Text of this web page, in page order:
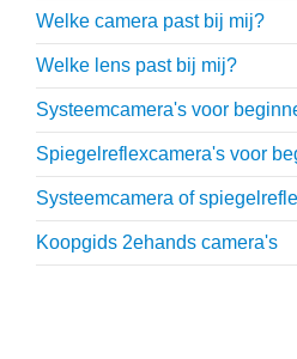
Welke camera past bij mij?
Welke lens past bij mij?
Systeemcamera's voor
Spiegelreflexcamera's voor
Systeemcamera of
Koopgids 2ehands camera's